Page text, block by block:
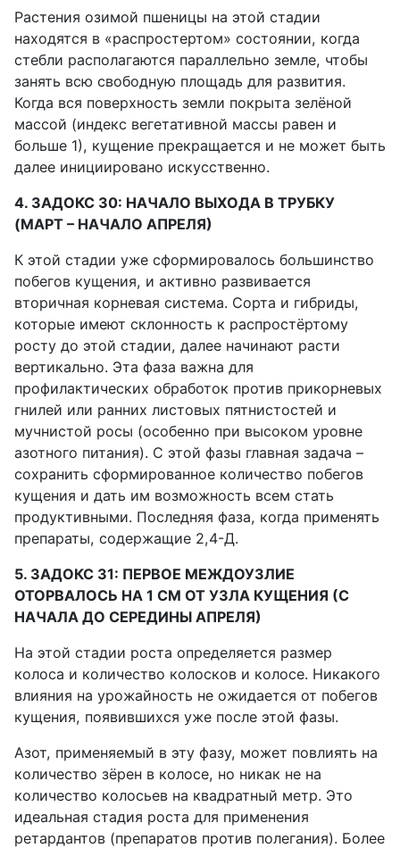
Растения озимой пшеницы на этой стадии
находятся в «распростертом» состоянии, когда
стебли располагаются параллельно земле, чтобы
занять всю свободную площадь для развития.
Когда вся поверхность земли покрыта зелёной
массой (индекс вегетативной массы равен и
больше 1), кущение прекращается и не может быть
далее инициировано искусственно.
4. ЗАДОКС 30: НАЧАЛО ВЫХОДА В ТРУБКУ
(МАРТ – НАЧАЛО АПРЕЛЯ)
К этой стадии уже сформировалось большинство
побегов кущения, и активно развивается
вторичная корневая система. Сорта и гибриды,
которые имеют склонность к распростёртому
росту до этой стадии, далее начинают расти
вертикально. Эта фаза важна для
профилактических обработок против прикорневых
гнилей или ранних листовых пятнистостей и
мучнистой росы (особенно при высоком уровне
азотного питания). С этой фазы главная задача –
сохранить сформированное количество побегов
кущения и дать им возможность всем стать
продуктивными. Последняя фаза, когда применять
препараты, содержащие 2,4-Д.
5. ЗАДОКС 31: ПЕРВОЕ МЕЖДОУЗЛИЕ
ОТОРВАЛОСЬ НА 1 СМ ОТ УЗЛА КУЩЕНИЯ (С
НАЧАЛА ДО СЕРЕДИНЫ АПРЕЛЯ)
На этой стадии роста определяется размер
колоса и количество колосков и колосе. Никакого
влияния на урожайность не ожидается от побегов
кущения, появившихся уже после этой фазы.
Азот, применяемый в эту фазу, может повлиять на
количество зёрен в колосе, но никак не на
количество колосьев на квадратный метр. Это
идеальная стадия роста для применения
ретардантов (препаратов против полегания). Более